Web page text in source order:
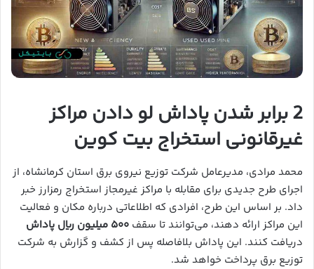
2 برابر شدن پاداش لو دادن مراکز
غیرقانونی استخراج بیت کوین
محمد مرادی، مدیرعامل شرکت توزیع نیروی برق استان کرمانشاه، از
اجرای طرح جدیدی برای مقابله با مراکز غیرمجاز استخراج رمزارز خبر
داد. بر اساس این طرح، افرادی که اطلاعاتی درباره مکان و فعالیت
این مراکز ارائه دهند، می‌توانند تا سقف ۵۰۰ میلیون ریال پاداش
دریافت کنند. این پاداش بلافاصله پس از کشف و گزارش به شرکت
توزیع برق پرداخت خواهد شد.